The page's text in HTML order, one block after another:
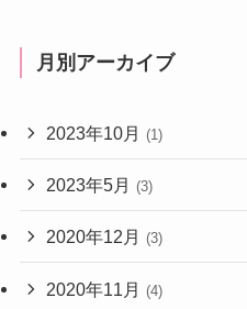
月別アーカイブ
2023年10月 (1)
2023年5月 (3)
2020年12月 (3)
2020年11月 (4)